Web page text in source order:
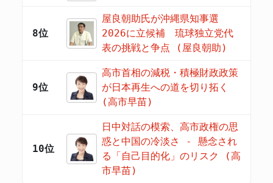
8位
屋良朝助氏が沖縄県知事選
2026に立候補 琉球独立党代
表の挑戦と争点 (屋良朝助)
9位
高市首相の減税・積極財政政策
が日本再生への道を切り拓く
(高市早苗)
10位
日中対話の模索、高市政権の思
惑と中国の冷淡さ - 懸念され
る「自己目的化」のリスク (高
市早苗)